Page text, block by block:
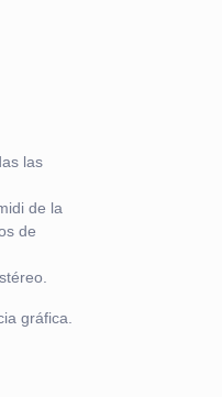
las
de la
de
gráfica.